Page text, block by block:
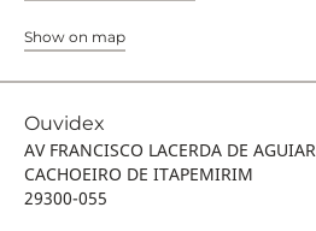
Show on map
Ouvidex
AV FRANCISCO LACERDA DE
CACHOEIRO DE ITAPEMIRIM
29300-055